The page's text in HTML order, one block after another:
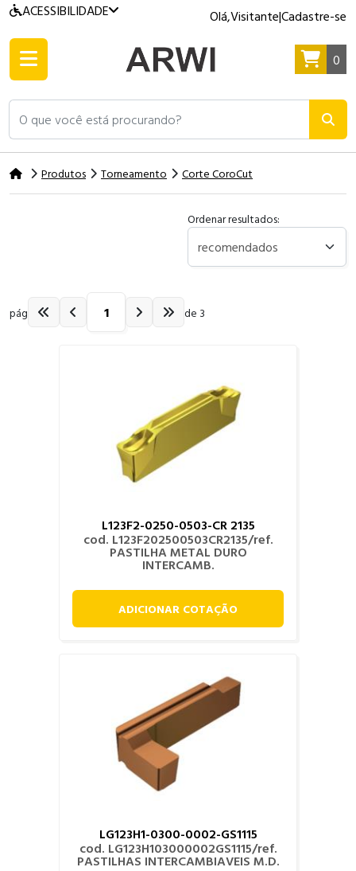
ACESSIBILIDADE Olá,Visitante|Cadastre-se
O que você está procurando?
0
Produtos Torneamento Corte CoroCut
Ordenar resultados:
pág de 3
L123F2-0250-0503-CR 2135
cod. L123F202500503CR2135/ref.
PASTILHA METAL DURO
INTERCAMB.
ADICIONAR COTAÇÃO
LG123H1-0300-0002-GS1115
cod. LG123H103000002GS1115/ref.
PASTILHAS INTERCAMBIAVEIS M.D.